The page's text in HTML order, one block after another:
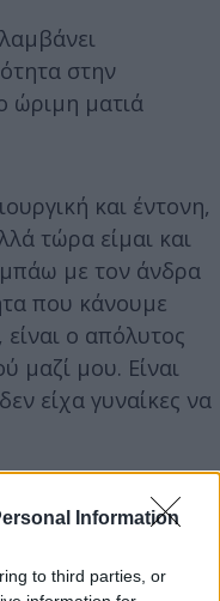
Information
to third parties, or
στην
ώριμη ματιά
και έντονη,
τώρα είμαι και
με τον άνδρα
που κάνουμε
ο απόλυτος
μαζί μου. Είναι
είχα γυναίκες να